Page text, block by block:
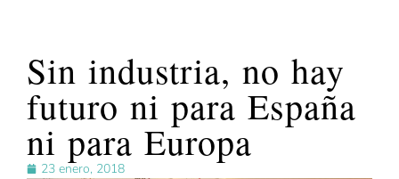
Sin industria, no hay
futuro ni para España
ni para Europa
23 enero, 2018